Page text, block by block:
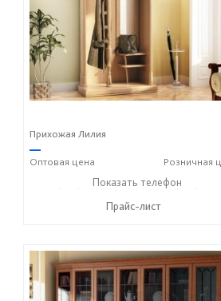
Прихожая Лилия
—
Оптовая цена Розничная
+7 (928) 229-52-42 ☎+7 (928)
Показать телефон
Прайс-лист